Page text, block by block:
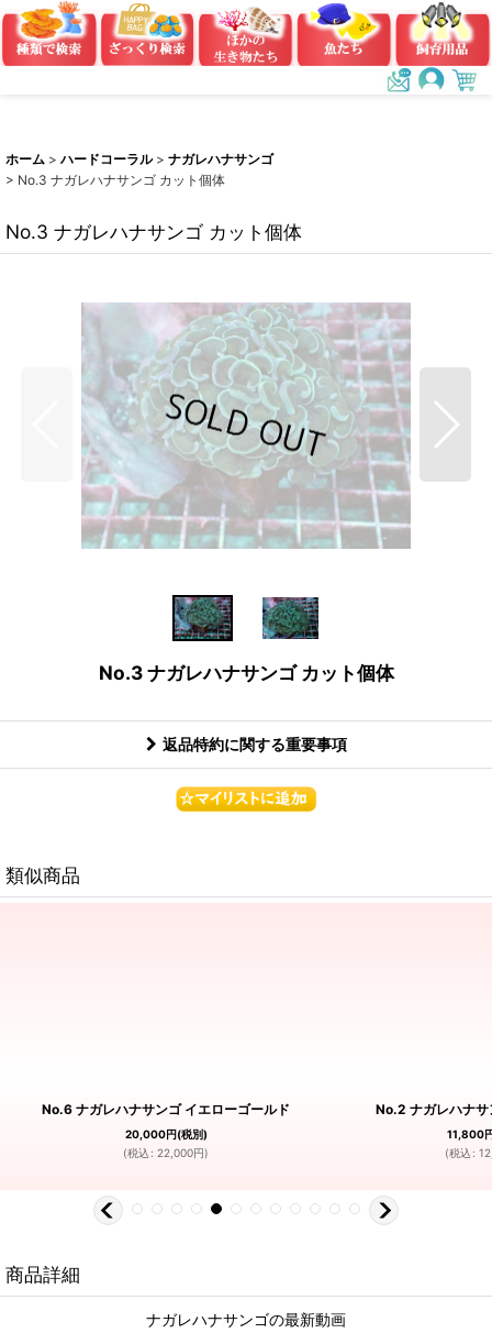
ホーム > ハードコーラル > ナガレハナサンゴ
> No.3 ナガレハナサンゴ カット個体
No.3 ナガレハナサンゴ カット個体
No.3 ナガレハナサンゴ カット個体
返品特約に関する重要事項
類似商品
No.6 ナガレハナサンゴ イエローゴールド
20,000円(税別)
(税込 : 22,000円)
No.2 ナガレハナ
11,800
(税込 :
商品詳細
ナガレハナサンゴの最新動画